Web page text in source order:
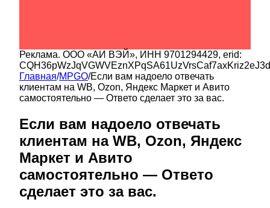
Реклама. ООО «АИ ВЭЙ», ИНН 9701294429, erid:
Главная/MPGO/Если вам надоело отвечать
клиентам на WB, Ozon, Яндекс Маркет и Авито
самостоятельно — Ответо сделает это за вас.
Если вам надоело отвечать
клиентам на WB, Ozon, Яндекс
Маркет и Авито
самостоятельно — Ответо
сделает это за вас.